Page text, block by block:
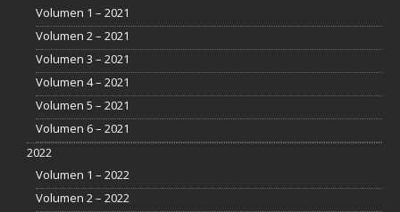
Volumen 1 – 2021
Volumen 2 – 2021
Volumen 3 – 2021
Volumen 4 – 2021
Volumen 5 – 2021
Volumen 6 – 2021
2022
Volumen 1 – 2022
Volumen 2 – 2022